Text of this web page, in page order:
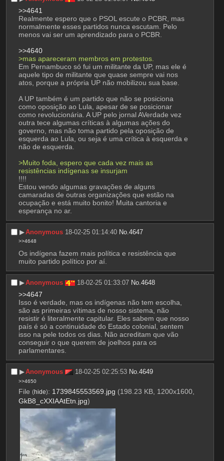
>>4641
Realmente espero que o PSOL escute o PCBR, mas
normalmente esses partidos nunca escutam. Pelo
menos vai ser um aprendizado para o PCBR.
>>4640
>mas apareceram membros em protestos.
Em Pernambuco só fui um militante da UP, mas ele é
aquele tipo de militante que quase sempre vai nos
atos, porque a própria UP não mobilizou sua base.
A UP também é um partido que não se posiciona
como oposição ao Lula, apesar de se posicionar
como revolucionária. A UP pelo jornal AVerdade vez
outra tece algumas críticas à algumas ações do
governo, mas não toma partido pela oposição de
esquerda ao Lula, ou seja é uma crítica à esquerda e
não de esquerda.
>Muito foda, espero que cada vez mais as
resistências indígenas se insurjam
!!!!
Estou vendo algumas gravações de alguns
camaradas de outras organizações que estão na
ocupação e está muito bonito! Muita cantoria e
esperança no ar.
▶︎Anonymous 18-02-25 01:14:40 No.4647
>>4648
Os indígena fazem mais política e resistência que
muito partido político por aí.
▶︎Anonymous 18-02-25 01:33:07 No.4648
>>4647
Isso é verdade, mas os indígenas não tem escolha,
são as primeiras vítimas de nosso sistema, não
resistir é literalmente capitular. Eles sabem que nosso
país é só a continuidade do Estado colonial, sentem
isso na pele todos os dias. Não acreditam que vão
conseguir o que querem de joelhos para os
parlamentares.
▶︎Anonymous 18-02-25 02:25:53 No.4649
>>4650
File (hide): 1739845553569.jpg (198.23 KB, 1200x1600,
GkB8_cXXIAAtEtn.jpg)